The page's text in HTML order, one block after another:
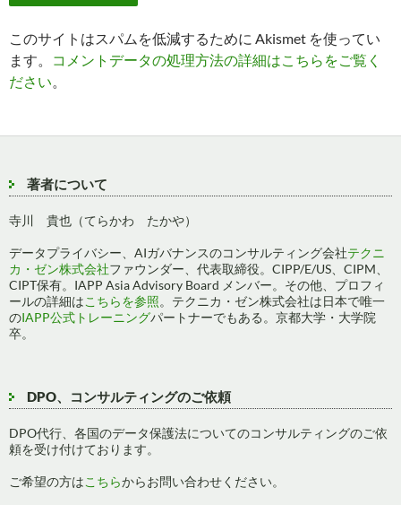
このサイトはスパムを低減するために Akismet を使ってい
ます。
コメントデータの処理方法の詳細はこちらをご覧く
ださい。
著者について
寺川 貴也（てらかわ たかや）
データプライバシー、AIガバナンスのコンサルティング会社テクニ
カ・ゼン株式会社ファウンダー、代表取締役。CIPP/E/US、CIPM、
CIPT保有。IAPP Asia Advisory Board メンバー。その他、プロフィ
ールの詳細はこちらを参照。テクニカ・ゼン株式会社は日本で唯一
のIAPP公式トレーニングパートナーでもある。京都大学・大学院
卒。
DPO、コンサルティングのご依頼
DPO代行、各国のデータ保護法についてのコンサルティングのご依
頼を受け付けております。
ご希望の方はこちらからお問い合わせください。